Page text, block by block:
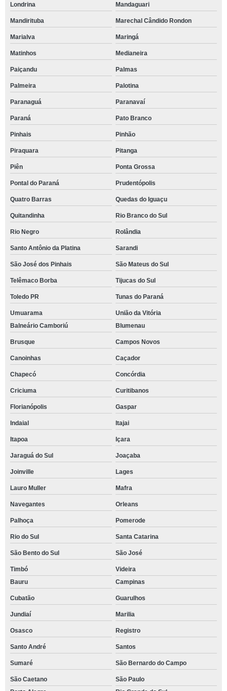
Londrina Mandaguari
Mandirituba Marechal Cândido Rondon
Marialva Maringá
Matinhos Medianeira
Paiçandu Palmas
Palmeira Palotina
Paranaguá Paranavaí
Paraná Pato Branco
Pinhais Pinhão
Piraquara Pitanga
Piên Ponta Grossa
Pontal do Paraná Prudentópolis
Quatro Barras Quedas do Iguaçu
Quitandinha Rio Branco do Sul
Rio Negro Rolândia
Santo Antônio da Platina Sarandi
São José dos Pinhais São Mateus do Sul
Telêmaco Borba Tijucas do Sul
Toledo PR Tunas do Paraná
Umuarama
União da Vitória
Balneário Camboriú
Blumenau
Brusque Campos Novos
Canoinhas Caçador
Chapecó Concórdia
Criciuma Curitibanos
Florianópolis Gaspar
Indaial Itajai
Itapoa Içara
Jaraguá do Sul Joaçaba
Joinville Lages
Lauro Muller Mafra
Navegantes Orleans
Palhoça Pomerode
Rio do Sul Santa Catarina
São Bento do Sul São José
Timbó
Videira
Bauru
Campinas
Cubatão Guarulhos
Jundiaí Marilia
Osasco Registro
Santo André Santos
Sumaré São Bernardo do Campo
São Caetano
São Paulo